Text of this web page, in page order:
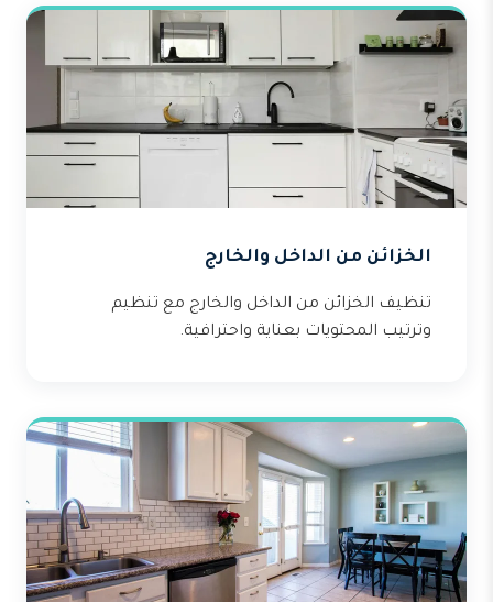
الخزائن من الداخل والخارج
تنظيف الخزائن من الداخل والخارج مع تنظيم
وترتيب المحتويات بعناية واحترافية.